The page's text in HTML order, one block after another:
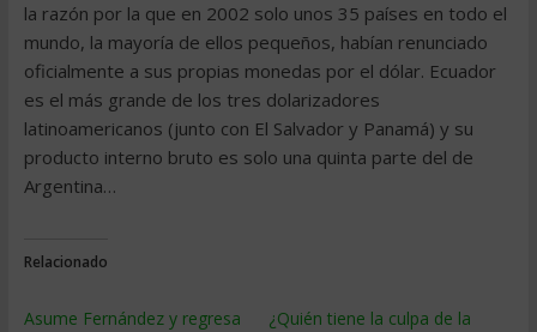
la razón por la que en 2002 solo unos 35 países en todo el
mundo, la mayoría de ellos pequeños, habían renunciado
oficialmente a sus propias monedas por el dólar. Ecuador
es el más grande de los tres dolarizadores
latinoamericanos (junto con El Salvador y Panamá) y su
producto interno bruto es solo una quinta parte del de
Argentina…
Relacionado
Asume Fernández y regresa
¿Quién tiene la culpa de la